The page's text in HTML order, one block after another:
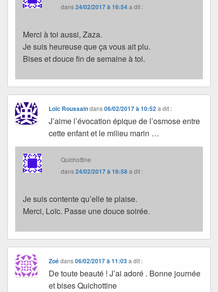
dans24/02/2017 à 16:54a dit :
Merci à toi aussi, Zaza.
Je suis heureuse que ça vous ait plu.
Bises et douce fin de semaine à toi.
Loïc Roussaindans06/02/2017 à 10:52 a dit :
J’aime l’évocation épique de l’osmose entre
cette enfant et le milieu marin …
Quichottine
dans24/02/2017 à 16:58a dit :
Je suis contente qu’elle te plaise.
Merci, Loïc. Passe une douce soirée.
Zoédans06/02/2017 à 11:03 a dit :
De toute beauté ! J’ai adoré . Bonne journée
et bises Quichottine